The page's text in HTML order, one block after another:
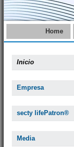
Home
Inicio
Empresa
secty lifePatron®
Media